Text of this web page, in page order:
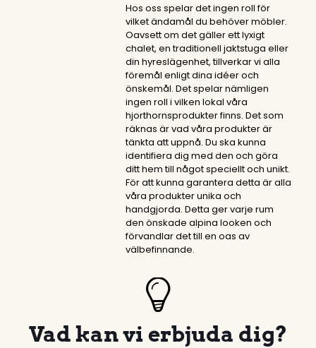
Hos oss spelar det ingen roll för
vilket ändamål du behöver möbler.
Oavsett om det gäller ett lyxigt
chalet, en traditionell jaktstuga eller
din hyreslägenhet, tillverkar vi alla
föremål enligt dina idéer och
önskemål. Det spelar nämligen
ingen roll i vilken lokal våra
hjorthornsprodukter finns. Det som
räknas är vad våra produkter är
tänkta att uppnå. Du ska kunna
identifiera dig med den och göra
ditt hem till något speciellt och unikt.
För att kunna garantera detta är alla
våra produkter unika och
handgjorda. Detta ger varje rum
den önskade alpina looken och
förvandlar det till en oas av
välbefinnande.
Vad kan vi erbjuda dig?